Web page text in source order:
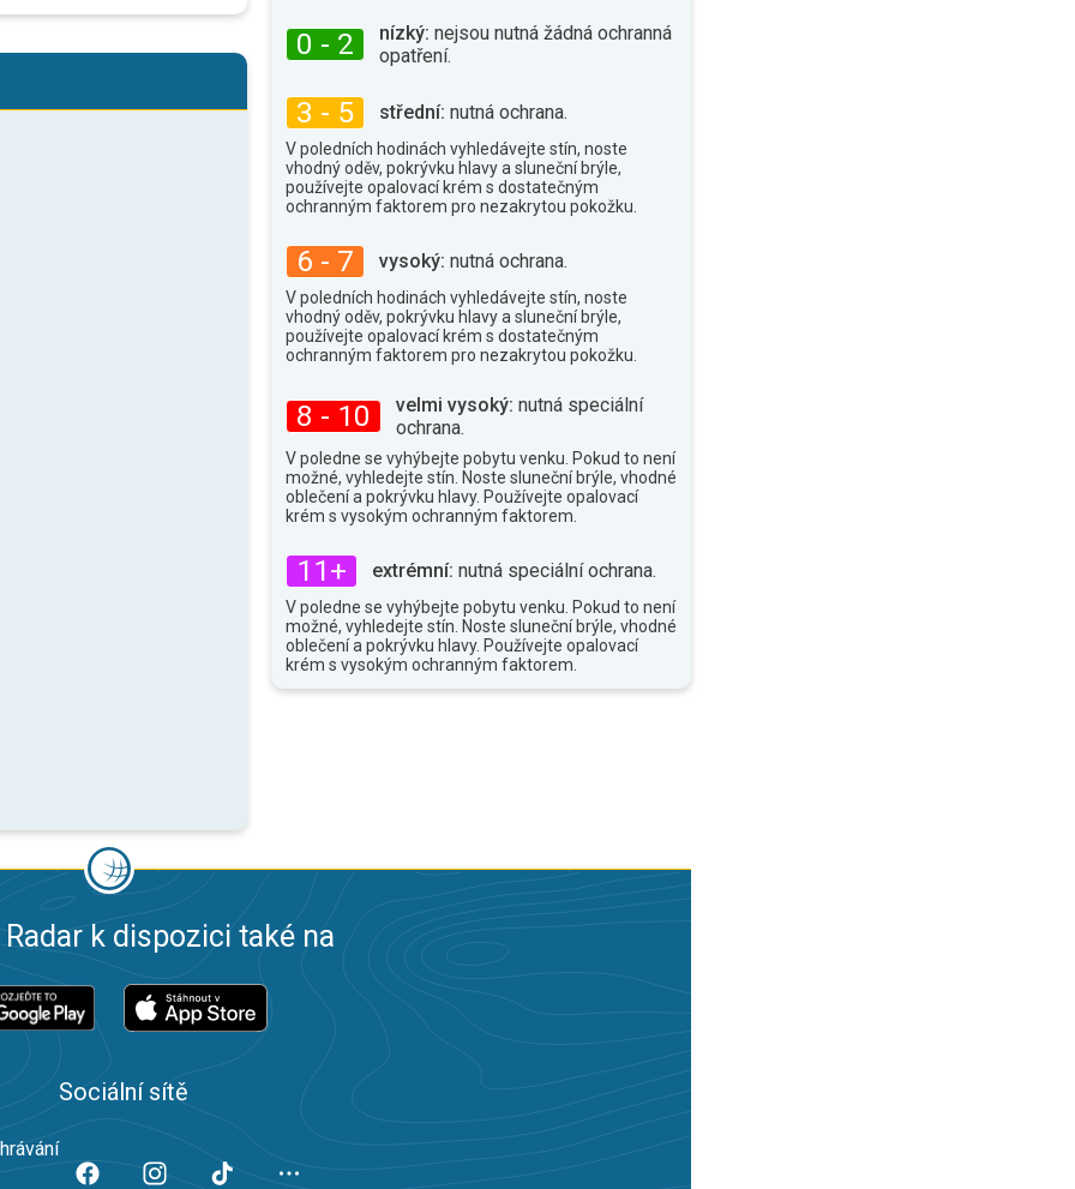
30°max.
5 0 - 2 nízký: nejsou nutná žádná ochranná
opatření.
3 - 5 střední: nutná ochrana.
V poledních hodinách vyhledávejte stín, noste
vhodný oděv, pokrývku hlavy a sluneční brýle,
používejte opalovací krém s dostatečným
ochranným faktorem pro nezakrytou pokožku.
6 - 7 vysoký: nutná ochrana.
V poledních hodinách vyhledávejte stín, noste
vhodný oděv, pokrývku hlavy a sluneční brýle,
používejte opalovací krém s dostatečným
ochranným faktorem pro nezakrytou pokožku.
8 - 10 velmi vysoký: nutná speciální
ochrana.
V poledne se vyhýbejte pobytu venku. Pokud to není
možné, vyhledejte stín. Noste sluneční brýle, vhodné
oblečení a pokrývku hlavy. Používejte opalovací
krém s vysokým ochranným faktorem.
11+ extrémní: nutná speciální ochrana.
V poledne se vyhýbejte pobytu venku. Pokud to není
možné, vyhledejte stín. Noste sluneční brýle, vhodné
oblečení a pokrývku hlavy. Používejte opalovací
krém s vysokým ochranným faktorem.
Radar k dispozici také na
Sociální sítě